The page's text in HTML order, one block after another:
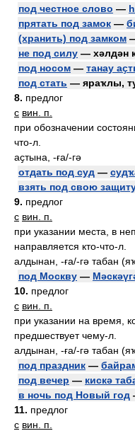
под честное слово —
прятать под замок —
(хранить) под замком
не под силу — хәлдән
под носом — танау
под стать — яраҡлы,
8. предлог
с вин. п.
при обозначении
что-л.
аҫтына, -ға/-гә
отдать под суд —
взять под свою
9. предлог
с вин. п.
при указании места, в
направляется кто-что-л.
алдынан, -ға/-гә табан
под Москву —
10. предлог
с вин. п.
при указании на время,
предшествует чему-л.
алдынан, -ға/-гә табан
под праздник —
под вечер — кискә
в ночь под Новый год
11. предлог
с вин. п.